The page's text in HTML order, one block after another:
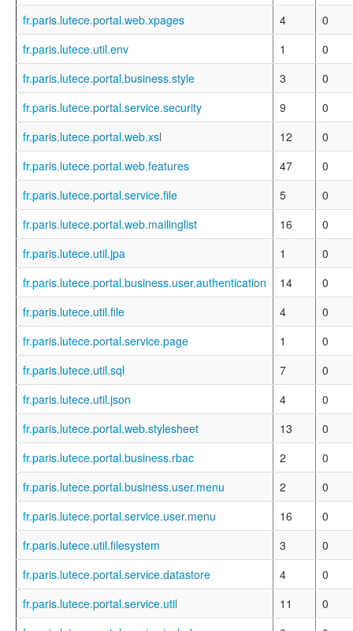
fr.paris.lutece.portal.web.xpages
4
0
fr.paris.lutece.util.env
1
0
fr.paris.lutece.portal.business.style
3
0
fr.paris.lutece.portal.service.security
9
0
fr.paris.lutece.portal.web.xsl
12
0
fr.paris.lutece.portal.web.features
47
0
fr.paris.lutece.portal.service.file
5
0
fr.paris.lutece.portal.web.mailinglist
16
0
fr.paris.lutece.util.jpa
1
0
fr.paris.lutece.portal.business.user.authentication
14
0
fr.paris.lutece.util.file
4
0
fr.paris.lutece.portal.service.page
1
0
fr.paris.lutece.util.sql
7
0
fr.paris.lutece.util.json
4
0
fr.paris.lutece.portal.web.stylesheet
13
0
fr.paris.lutece.portal.business.rbac
2
0
fr.paris.lutece.portal.business.user.menu
2
0
fr.paris.lutece.portal.service.user.menu
16
0
fr.paris.lutece.util.filesystem
3
0
fr.paris.lutece.portal.service.datastore
4
0
fr.paris.lutece.portal.service.util
11
0